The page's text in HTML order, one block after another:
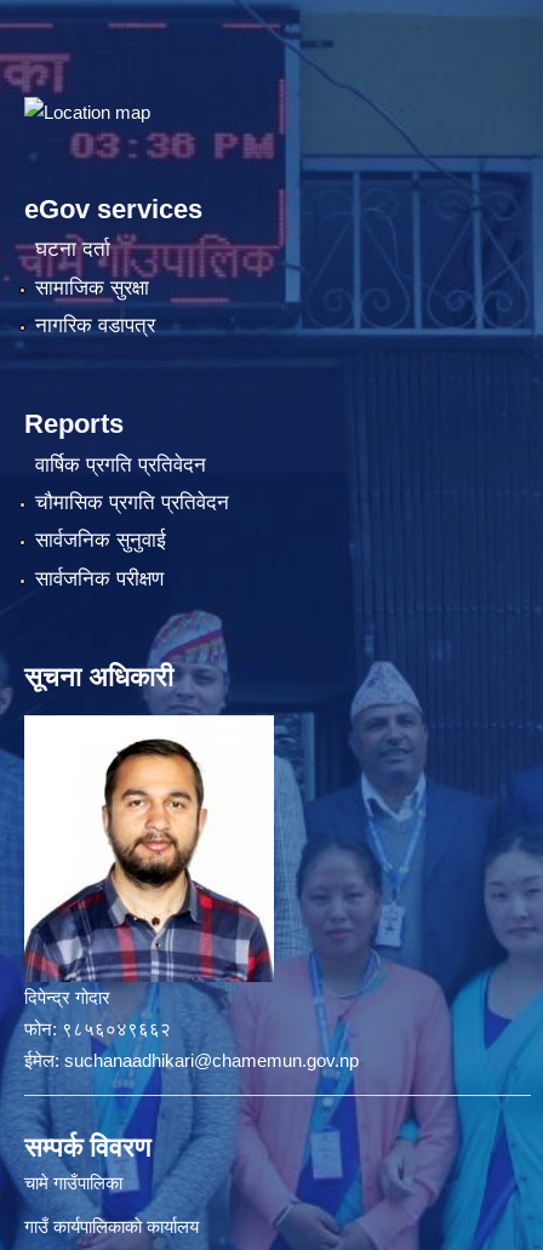
eGov services
घटना दर्ता
सामाजिक सुरक्षा
नागरिक वडापत्र
Reports
वार्षिक प्रगति प्रतिवेदन
चौमासिक प्रगति प्रतिवेदन
सार्वजनिक सुनुवाई
सार्वजनिक परीक्षण
सूचना अधिकारी
दिपेन्द्र गोदार
फोन: ९८५६०४९६६२
ईमेल: suchanaadhikari@chamemun.gov.np
सम्पर्क विवरण
चामे गाउँपालिका
गाउँ कार्यपालिकाकाे कार्यालय